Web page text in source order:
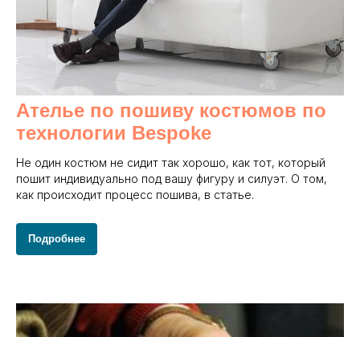
Ателье по пошиву костюмов по
технологии Bespoke
Не один костюм не сидит так хорошо, как тот, который
пошит индивидуально под вашу фигуру и силуэт. О том,
как происходит процесс пошива, в статье.
Подробнее